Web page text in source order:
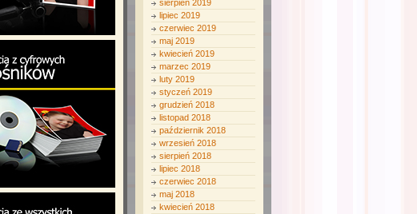
sierpień 2019
lipiec 2019
czerwiec 2019
maj 2019
kwiecień 2019
marzec 2019
luty 2019
styczeń 2019
grudzień 2018
listopad 2018
październik 2018
wrzesień 2018
sierpień 2018
lipiec 2018
czerwiec 2018
maj 2018
kwiecień 2018